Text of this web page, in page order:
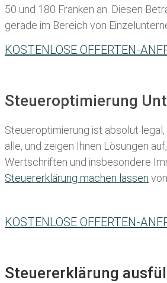
50 und 180 Franken an. Diesen
gerade im Bereich von
KOSTENLOSE OFFERTEN-
Steueroptimierung
Steueroptimierung ist absolut
alle, und zeigen Ihnen Lösungen
Wertschriften und insbesondere
Steuererklärung machen lassen
KOSTENLOSE OFFERTEN-
Steuererklärung